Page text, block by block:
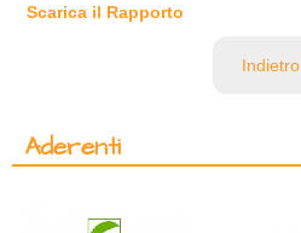
Scarica il Rapporto
Indietro
Aderenti